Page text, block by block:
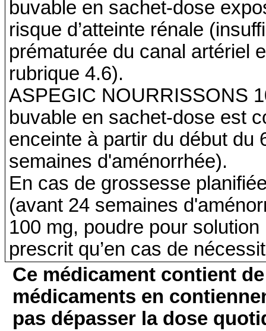
buvable en sachet-dose
risque d’atteinte rénale
prématurée du canal artériel
rubrique 4.6).
ASPEGIC NOURRISSONS
buvable en sachet-dose est
enceinte à partir du début du
semaines d'aménorrhée).
En cas de grossesse
(avant 24 semaines
100 mg, poudre pour
prescrit qu’en cas de
Ce médicament contient
médicaments en
pas dépasser la dose